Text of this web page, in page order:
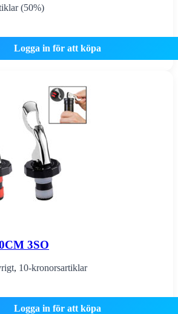
(50%)
Logga in för att köpa
3SO
, 10-kronorsartiklar
Logga in för att köpa